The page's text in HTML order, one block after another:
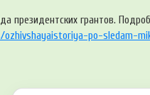
грантов.
istoriya-po-sledam-